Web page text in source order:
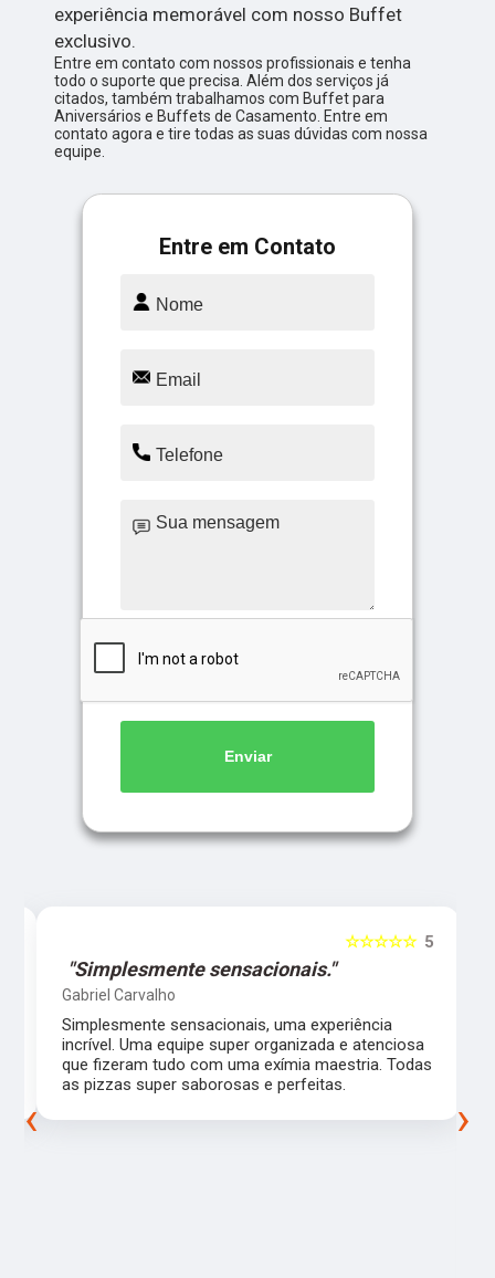
experiência memorável com nosso Buffet
exclusivo.
Entre em contato com nossos profissionais e tenha
todo o suporte que precisa. Além dos serviços já
citados, também trabalhamos com Buffet para
Aniversários e Buffets de Casamento. Entre em
contato agora e tire todas as suas dúvidas com nossa
equipe.
Entre em Contato
Enviar
5
☆☆☆☆☆
"Simplesmente sensacionais."
Gabriel Carvalho
Simplesmente sensacionais, uma experiência
incrível. Uma equipe super organizada e atenciosa
que fizeram tudo com uma exímia maestria. Todas
as pizzas super saborosas e perfeitas.
‹ ›